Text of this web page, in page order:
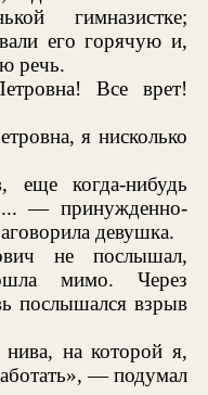
гимназистке;
его горячую и,
речь.
Все врет!
я нисколько
когда-нибудь
— принужденно-
девушка.
не послышал,
мимо. Через
послышался взрыв
на которой я,
— подумал